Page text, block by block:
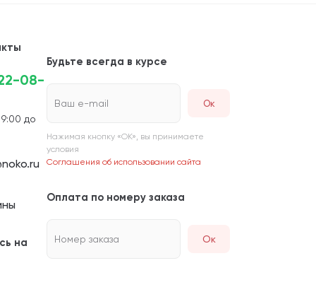
08-
до
на
Будьте всегда в курсе
Ваш e-mail
Нажимая кнопку «ОК», вы принимаете
условия
Соглашения об использовании сайта
Оплата по номеру заказа
Номер заказа Ок